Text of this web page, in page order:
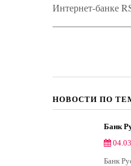
Интернет-банке
НОВОСТИ ПО
Банк
Банк